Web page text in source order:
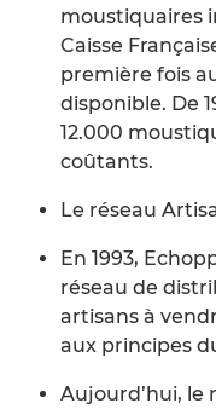
moustiquaires
Caisse
première fois
disponible. De
12.000
coûtants.
Le réseau
En 1993,
réseau de
artisans à
aux principes
Aujourd’hui, le